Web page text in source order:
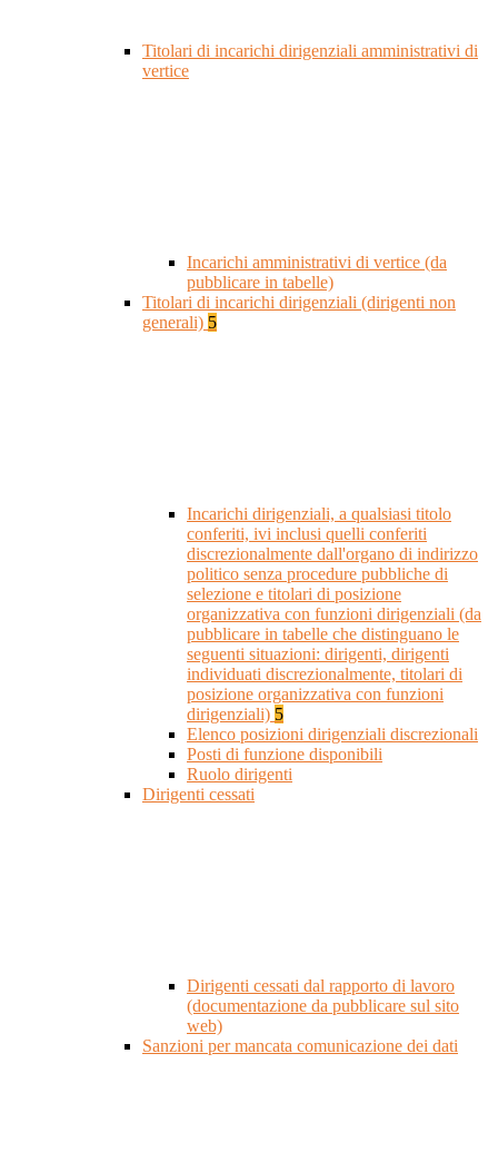
Titolari di incarichi dirigenziali amministrativi di
vertice
Incarichi amministrativi di vertice (da
pubblicare in tabelle)
Titolari di incarichi dirigenziali (dirigenti non
generali) 5
Incarichi dirigenziali, a qualsiasi titolo
conferiti, ivi inclusi quelli conferiti
discrezionalmente dall'organo di indirizzo
politico senza procedure pubbliche di
selezione e titolari di posizione
organizzativa con funzioni dirigenziali (da
pubblicare in tabelle che distinguano le
seguenti situazioni: dirigenti, dirigenti
individuati discrezionalmente, titolari di
posizione organizzativa con funzioni
dirigenziali) 5
Elenco posizioni dirigenziali discrezionali
Posti di funzione disponibili
Ruolo dirigenti
Dirigenti cessati
Dirigenti cessati dal rapporto di lavoro
(documentazione da pubblicare sul sito
web)
Sanzioni per mancata comunicazione dei dati